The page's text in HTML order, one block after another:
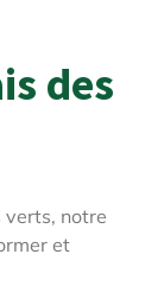
des
verts, notre
et